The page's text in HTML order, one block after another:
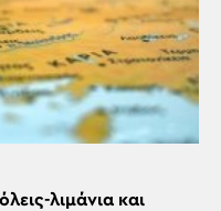
λιμάνια και